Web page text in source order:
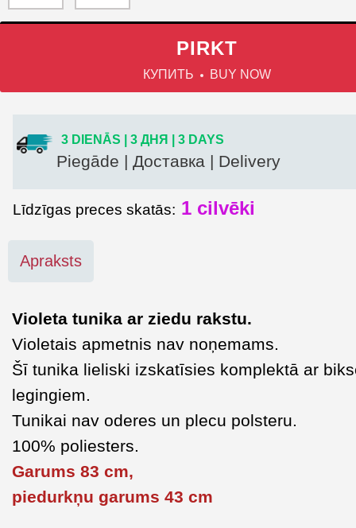
PIRKT
КУПИТЬ BUY NOW
3 DIENĀS | 3 ДНЯ | 3 DAYS
Piegāde | Доставка | Delivery
Līdzīgas preces skatās: 1 cilvēki
Apraksts
Violeta tunika ar ziedu rakstu.
Violetais apmetnis nav noņemams.
Šī tunika lieliski izskatīsies komplektā ar
legingiem.
Tunikai nav oderes un plecu polsteru.
100% poliesters.
Garums 83 cm,
piedurkņu garums 43 cm